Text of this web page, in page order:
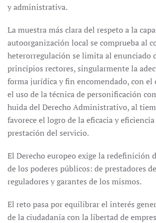
y administrativa.
La muestra más clara del respeto a la
autoorganización local se comprueba al
heterorregulación se limita al enunciado
principios rectores, singularmente la
forma jurídica y fin encomendado, con el
el uso de la técnica de personificación
huida del Derecho Administrativo, al
favorece el logro de la eficacia y
prestación del servicio.
El Derecho europeo exige la redefinición
de los poderes públicos: de prestadores
reguladores y garantes de los mismos.
El reto pasa por equilibrar el interés
de la ciudadanía con la libertad de